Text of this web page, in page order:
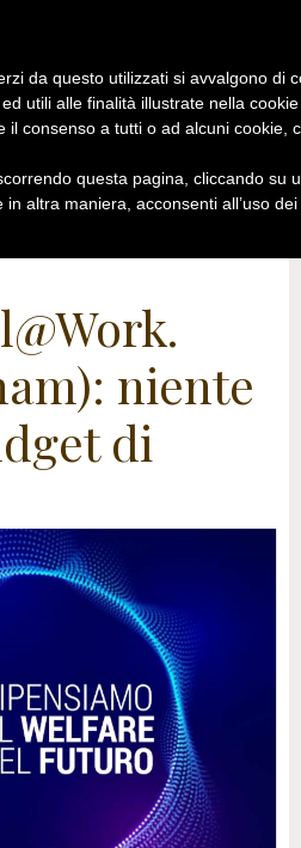
niente
di
da questo utilizzati si avvalgono di
utili alle finalità illustrate nella
il consenso a tutti o ad alcuni cookie,
questa pagina, cliccando su
altra maniera, acconsenti all’uso